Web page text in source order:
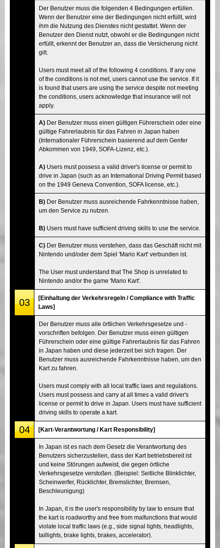
Der Benutzer muss die folgenden 4 Bedingungen erfüllen.
Wenn der Benutzer eine der Bedingungen nicht erfüllt, wird
ihm die Nutzung des Dienstes nicht gestattet. Wenn der
Benutzer den Dienst nutzt, obwohl er die Bedingungen nicht
erfüllt, erkennt der Benutzer an, dass die Versicherung nicht
gilt.
Users must meet all of the following 4 conditions. If any one
of the conditions is not met, users cannot use the service. If it
is found that users are using the service despite not meeting
the conditions, users acknowledge that insurance will not
apply.
A) Der Benutzer muss einen gültigen Führerschein oder eine
gültige Fahrerlaubnis für das Fahren in Japan haben
(Internationaler Führerschein basierend auf dem Genfer
Abkommen von 1949, SOFA-Lizenz, etc.).
A) Users must possess a valid driver's license or permit to
drive in Japan (such as an International Driving Permit based
on the 1949 Geneva Convention, SOFA license, etc.).
B) Der Benutzer muss ausreichende Fahrkenntnisse haben,
um den Service zu nutzen.
B) Users must have sufficient driving skills to use the service.
C) Der Benutzer muss verstehen, dass das Geschäft nicht mit
Nintendo und/oder dem Spiel 'Mario Kart' verbunden ist.
The User must understand that The Shop is unrelated to
Nintendo and/or the game 'Mario Kart'.
03
[Einhaltung der Verkehrsregeln / Compliance with Traffic
Laws]
Der Benutzer muss alle örtlichen Verkehrsgesetze und -
vorschriften befolgen. Der Benutzer muss einen gültigen
Führerschein oder eine gültige Fahrerlaubnis für das Fahren
in Japan haben und diese jederzeit bei sich tragen. Der
Benutzer muss ausreichende Fahrkenntnisse haben, um den
Kart zu fahren.
Users must comply with all local traffic laws and regulations.
Users must possess and carry at all times a valid driver's
license or permit to drive in Japan. Users must have sufficient
driving skills to operate a kart.
04 [Kart-Verantwortung / Kart Responsibility]
In Japan ist es nach dem Gesetz die Verantwortung des
Benutzers sicherzustellen, dass der Kart betriebsbereit ist
und keine Störungen aufweist, die gegen örtliche
Verkehrsgesetze verstoßen. (Beispiel: Seitliche Blinklichter,
Scheinwerfer, Rücklichter, Bremslichter, Bremsen,
Beschleunigung)
In Japan, it is the user's responsibility by law to ensure that
the kart is roadworthy and free from malfunctions that would
violate local traffic laws (e.g., side signal lights, headlights,
taillights, brake lights, brakes, accelerator).